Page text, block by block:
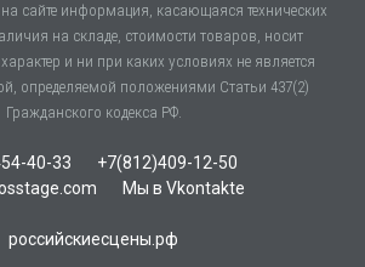
сайте информация, касающаяся технических
на складе, стоимости товаров, носит
и ни при каких условиях не является
определяемой положениями Статьи 437(2)
Гражданского кодекса РФ.
40-33
+7(812)409-12-50
Мы в Vkontakte
российскиесцены.рф